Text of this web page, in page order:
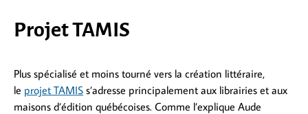
Projet TAMIS
Plus spécialisé et moins tourné vers la création littéraire,
le projet TAMIS s’adresse principalement aux librairies et aux
maisons d’édition québécoises. Comme l’explique Aude